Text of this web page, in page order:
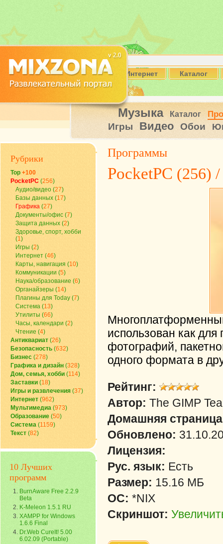
Интернет Каталог
Музыка Каталог
Игры Видео Обои
Рубрики
Top +100
PocketPC (256)
Аудио/видео (27)
Базы данных (17)
Графика (27)
Документы/офис (7)
Защита данных (2)
Здоровье, спорт, хобби
(1)
Игры (2)
Интернет (46)
Карты, навигация (10)
Коммуникации (5)
Наука/образование (6)
Органайзеры (14)
Плагины для Today (7)
Система (13)
Утилиты (66)
Часы, календари (2)
Чтение (4)
Антиквариат (26)
Безопасность (632)
Бизнес (278)
Графика и дизайн (328)
Дом, семья, хобби (114)
Заставки (18)
Игры и развлечения (37)
Интернет (962)
Мультимедиа (973)
Образование (50)
Система (1159)
Текст (82)
10 Лучших
программ
BurnAware Free 2.2.9
Beta
K-Meleon 1.5.1 RU
XAMPP for Windows
1.6.6 Final
Dr.Web CureIt! 5.00
6.02.09 (Portable)
Программы
PocketPC (256)
использован как для
фотографий,
одного формата в
Рейтинг:
Автор: The GIMP
Домашняя
Обновлено:
Лицензия:
Рус. язык: Есть
Размер: 15.16 МБ
ОС: *NIX
Скриншот: